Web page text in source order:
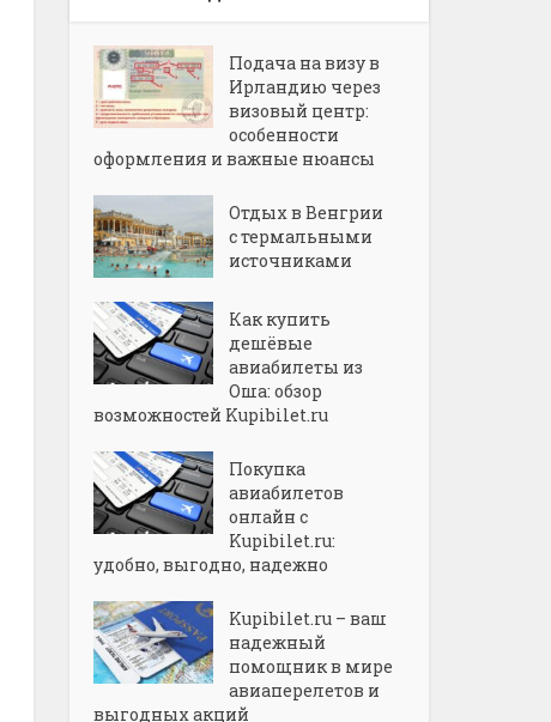
Подача на визу в
Ирландию через
визовый центр:
особенности
оформления и важные нюансы
Отдых в Венгрии
с термальными
источниками
Как купить
дешёвые
авиабилеты из
Оша: обзор
возможностей Kupibilet.ru
Покупка
авиабилетов
онлайн с
Kupibilet.ru:
удобно, выгодно, надежно
Kupibilet.ru – ваш
надежный
помощник в мире
авиаперелетов и
выгодных акций